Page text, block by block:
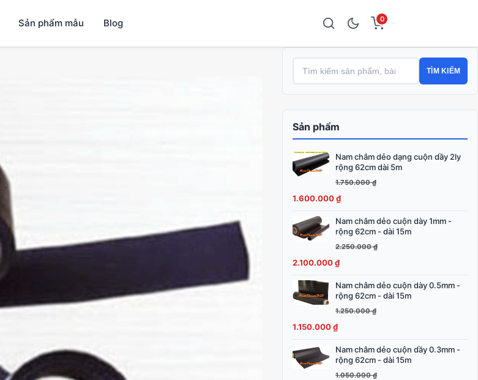
Sản phẩm mẫu Blog 0
TÌM KIẾM
Sản phẩm
Nam châm dẻo dạng cuộn dầy 2ly
rộng 62cm dài 5m
1.750.000₫
Giá
gốc
1.750.000 ₫.
1.600.000₫
Giá
hiện
là:
1.600.000 ₫.Nam châm dẻo cuộn dày 1mm -
rộng 62cm - dài 15m
2.250.000₫
Giá
gốc
2.250.000 ₫.
2.100.000₫
Giá
hiện
là:
2.100.000 ₫.Nam châm dẻo cuộn dày 0.5mm -
rộng 62cm - dài 15m
1.250.000₫
Giá
gốc
1.250.000 ₫.
1.150.000₫
Giá
hiện
là:
1.150.000 ₫.Nam châm dẻo cuộn dầy 0.3mm -
rộng 62cm - dài 15m
1.050.000₫
Giá
gốc
Giá
hiện